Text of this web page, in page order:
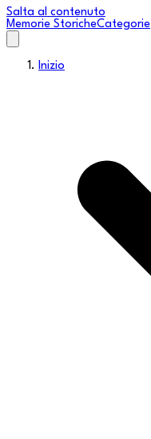
Salta al contenuto
Memorie StoricheCategorie
Inizio